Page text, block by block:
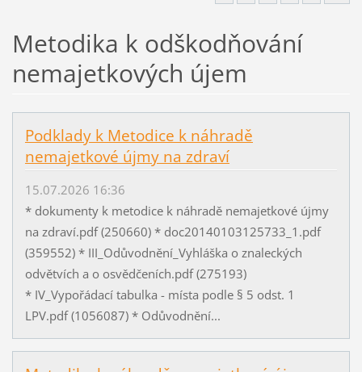
Metodika k odškodňování
nemajetkových újem
Podklady k Metodice k náhradě
nemajetkové újmy na zdraví
15.07.2026 16:36
* dokumenty k metodice k náhradě nemajetkové újmy
na zdraví.pdf (250660) * doc20140103125733_1.pdf
(359552) * III_Odůvodnění_Vyhláška o znaleckých
odvětvích a o osvědčeních.pdf (275193)
* IV_Vypořádací tabulka - místa podle § 5 odst. 1
LPV.pdf (1056087) * Odůvodnění...